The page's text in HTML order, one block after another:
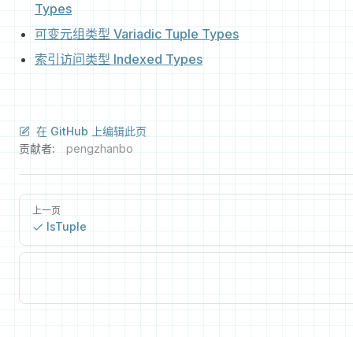
Types
可变元组类型 Variadic Tuple Types
索引访问类型 Indexed Types
在 GitHub 上编辑此页
贡献者:
pengzhanbo
上一页
IsTuple